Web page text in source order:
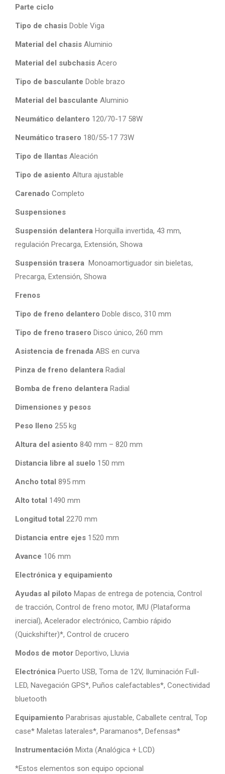
Parte ciclo
Tipo de chasis Doble Viga
Material del chasis Aluminio
Material del subchasis Acero
Tipo de basculante Doble brazo
Material del basculante Aluminio
Neumático delantero 120/70-17 58W
Neumático trasero 180/55-17 73W
Tipo de llantas Aleación
Tipo de asiento Altura ajustable
Carenado Completo
Suspensiones
Suspensión delantera Horquilla invertida, 43 mm,
regulación Precarga, Extensión, Showa
Suspensión trasera Monoamortiguador sin bieletas,
Precarga, Extensión, Showa
Frenos
Tipo de freno delantero Doble disco, 310 mm
Tipo de freno trasero Disco único, 260 mm
Asistencia de frenada ABS en curva
Pinza de freno delantera Radial
Bomba de freno delantera Radial
Dimensiones y pesos
Peso lleno 255 kg
Altura del asiento 840 mm – 820 mm
Distancia libre al suelo 150 mm
Ancho total 895 mm
Alto total 1490 mm
Longitud total 2270 mm
Distancia entre ejes 1520 mm
Avance 106 mm
Electrónica y equipamiento
Ayudas al piloto Mapas de entrega de potencia, Control
de tracción, Control de freno motor, IMU (Plataforma
inercial), Acelerador electrónico, Cambio rápido
(Quickshifter)*, Control de crucero
Modos de motor Deportivo, Lluvia
Electrónica Puerto USB, Toma de 12V, Iluminación Full-
LED, Navegación GPS*, Puños calefactables*, Conectividad
bluetooth
Equipamiento Parabrisas ajustable, Caballete central, Top
case* Maletas laterales*, Paramanos*, Defensas*
Instrumentación Mixta (Analógica + LCD)
*Estos elementos son equipo opcional